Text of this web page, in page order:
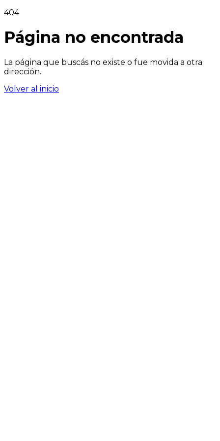
404
Página no encontrada
La página que buscás no existe o fue movida a otra
dirección.
Volver al inicio